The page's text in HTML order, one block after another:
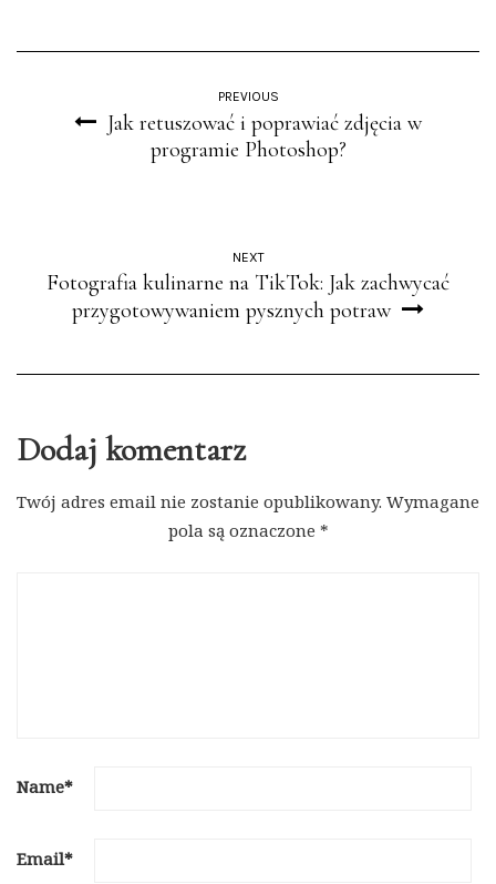
PREVIOUS
Jak retuszować i poprawiać zdjęcia w
programie Photoshop?
NEXT
Fotografia kulinarne na TikTok: Jak zachwycać
przygotowywaniem pysznych potraw
Dodaj komentarz
Twój adres email nie zostanie opublikowany. Wymagane
pola są oznaczone *
Name*
Email*